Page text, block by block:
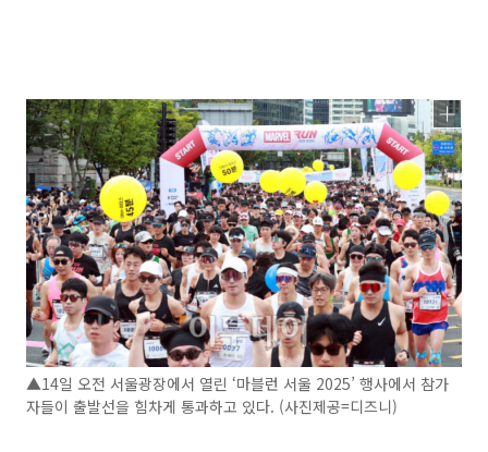
▲14일 오전 서울광장에서 열린 ‘마블런 서울 2025’ 행사에서 참가
자들이 출발선을 힘차게 통과하고 있다. (사진제공=디즈니)